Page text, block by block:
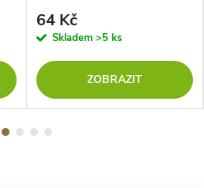
64 Kč
Skladem >5 ks
ZOBRAZIT